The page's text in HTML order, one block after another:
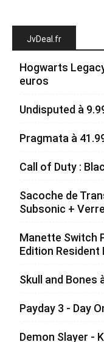
JvDeal.fr
Hogwarts
euros
Undisputed à
Pragmata à
Call of Duty :
Sacoche de
Subsonic +
Manette Switch
Edition Resident
Skull and Bones
Payday 3 - Day
Demon Slayer -